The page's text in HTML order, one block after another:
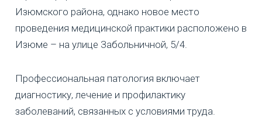
Изюмского района, однако новое место
проведения медицинской практики расположено в
Изюме – на улице Забольничной, 5/4.
Профессиональная патология включает
диагностику, лечение и профилактику
заболеваний, связанных с условиями труда.